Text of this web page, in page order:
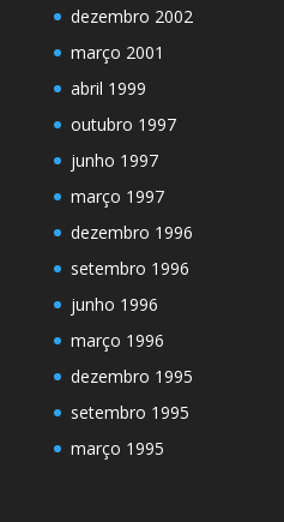
dezembro 2002
março 2001
abril 1999
outubro 1997
junho 1997
março 1997
dezembro 1996
setembro 1996
junho 1996
março 1996
dezembro 1995
setembro 1995
março 1995